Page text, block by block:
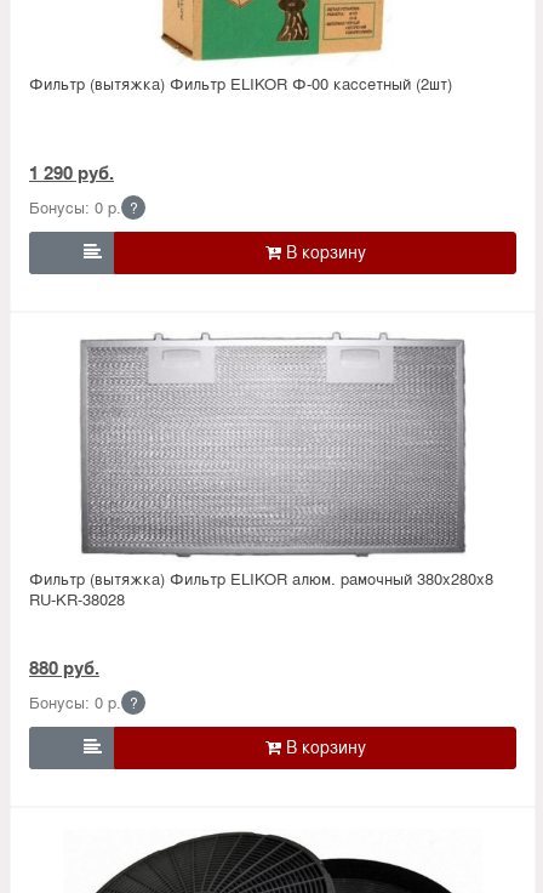
Фильтр (вытяжка) Фильтр ELIKOR Ф-00 кассетный (2шт)
1 290 руб.
Бонусы: 0 р. ?

Фильтр (вытяжка) Фильтр ELIKOR алюм. рамочный 380х280х8
RU-KR-38028
880 руб.
Бонусы: 0 р. ?
